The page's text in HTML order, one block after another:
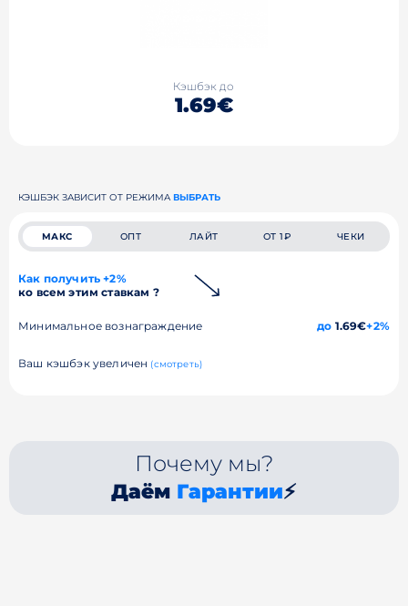
Кэшбэк до
1.69€
КЭШБЭК ЗАВИСИТ ОТ РЕЖИМА ВЫБРАТЬ
МАКС ОПТ ЛАЙТ ОТ 1₽ ЧЕКИ
Как получить +2%
ко всем этим ставкам ?
Минимальное вознаграждение до 1.69€+2%
Ваш кэшбэк увеличен (смотреть)
Почему мы?
Даём Гарантии⚡